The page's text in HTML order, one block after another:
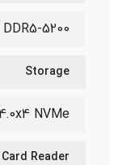
5200
Storage
NVMe®
Card Reader